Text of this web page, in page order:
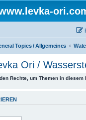
Topics / Allgemeines
Ori /
Rechte, um Themen in diesem